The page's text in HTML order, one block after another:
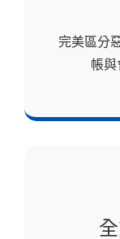
完美區分
帳與